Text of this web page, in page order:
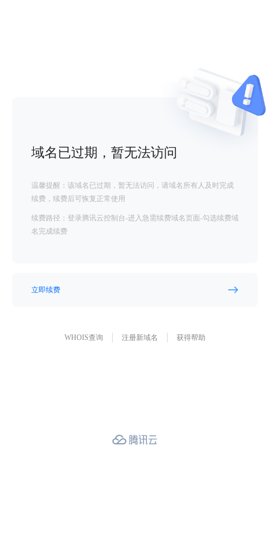
域名已过期，暂无法访问
温馨提醒：该域名已过期，暂无法访问，请域名所有人及时完成
续费，续费后可恢复正常使用
续费路径：登录腾讯云控制台-进入急需续费域名页面-勾选续费域
名完成续费
立即续费
WHOIS查询 注册新域名 获得帮助